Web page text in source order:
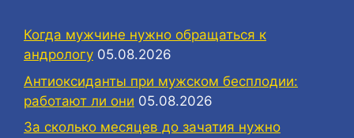
Когда мужчине нужно обращаться к
андрологу 05.08.2026
Антиоксиданты при мужском бесплодии:
работают ли они 05.08.2026
За сколько месяцев до зачатия нужно